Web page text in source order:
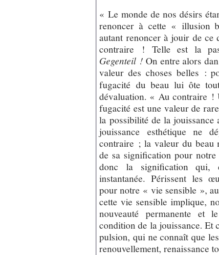
« Le monde de nos désirs
renoncer à cette « illusion
autant renoncer à jouir de ce
contraire ! Telle est la
Gegenteil ! On entre alors
valeur des choses belles :
fugacité du beau lui ôte
dévaluation. « Au contraire
fugacité est une valeur de
la possibilité de la
jouissance esthétique ne
contraire ; la valeur du beau
de sa signification pour
donc la signification qui,
instantanée. Périssent les
pour notre « vie sensible »,
cette vie sensible implique,
nouveauté permanente et
condition de la jouissance. Et
pulsion, qui ne connaît que
renouvellement, renaissance